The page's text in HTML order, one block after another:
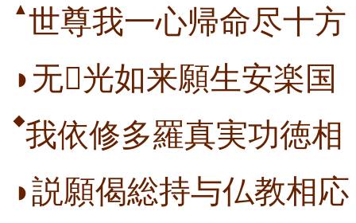
▲世尊我一心帰命尽十方
◗无光如来願生安楽国
◆我依修多羅真実功徳相
◗説願偈総持与仏教相応